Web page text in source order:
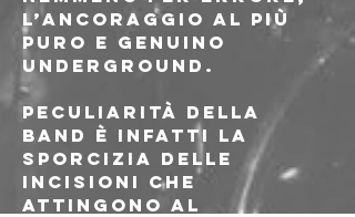
l’ancoraggio al più
puro e genuino
underground.
Peculiarità della
band è infatti la
sporcizia delle
incisioni che
attingono al